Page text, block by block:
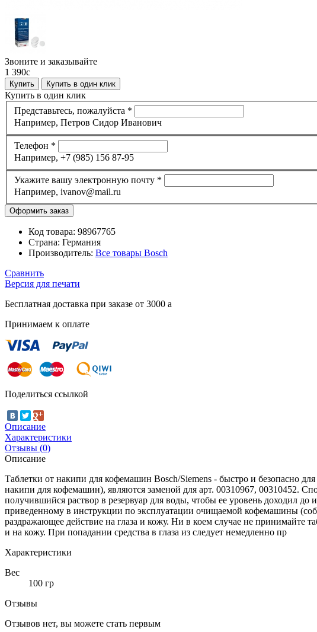
Звоните и заказывайте
1 390c
Купить Купить в один клик
Купить в один клик
Представьтесь, пожалуйста *
Например, Петров Сидор Иванович
Телефон *
Например, +7 (985) 156 87-95
Укажите вашу электронную почту *
Например, ivanov@mail.ru
Код товара: 98967765
Страна: Германия
Производитель: Все товары Bosch
Сравнить
Версия для печати
Бесплатная доставка при заказе от 3000 a
Принимаем к оплате
Поделиться ссылкой
Описание
Характеристики
Отзывы (0)
Описание
Таблетки от накипи для кофемашин Bosch/Siemens - быстро и безопасно
накипи для кофемашин), являются заменой для арт. 00310967, 00310452.
получившийся раствор в резервуар для воды, чтобы ее уровень доходил
приведенному в инструкции по эксплуатации очищаемой кофемашины
раздражающее действие на глаза и кожу. Ни в коем случае не принимайте
и на кожу. При попадании средства в глаза из следует немедленно пр
Характеристики
Вес
100 гр
Отзывы
Отзывов нет, вы можете стать первым